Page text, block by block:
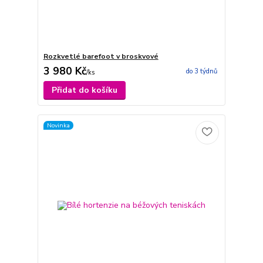
Rozkvetlé barefoot v broskvové
3 980 Kč/ks do 3 týdnů
Přidat do košíku
Novinka